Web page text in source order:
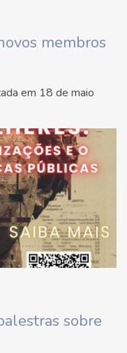
membros
em 18 de maio
sobre